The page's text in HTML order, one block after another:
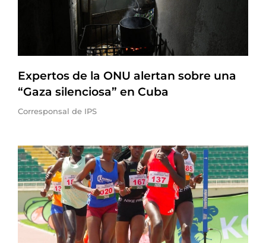
Expertos de la ONU alertan sobre una
“Gaza silenciosa” en Cuba
Corresponsal de IPS